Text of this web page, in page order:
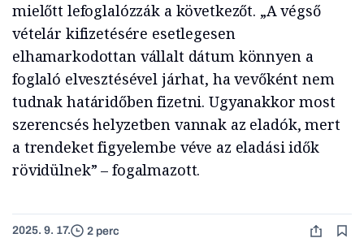
mielőtt lefoglalózzák a következőt. „A végső
vételár kifizetésére esetlegesen
elhamarkodottan vállalt dátum könnyen a
foglaló elvesztésével járhat, ha vevőként nem
tudnak határidőben fizetni. Ugyanakkor most
szerencsés helyzetben vannak az eladók, mert
a trendeket figyelembe véve az eladási idők
rövidülnek” – fogalmazott.
2025. 9. 17. 2 perc